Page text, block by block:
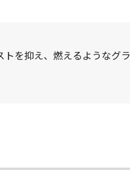
を抑え、燃えるようなグ